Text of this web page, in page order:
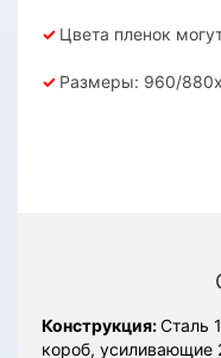
✓ Цвета пленок
✓ Размеры: 960/
Конструкция:Сталь
короб, усиливающие